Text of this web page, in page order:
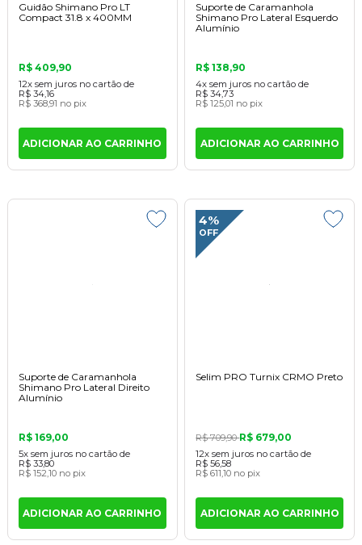
Guidão Shimano Pro LT
Compact 31.8 x 400MM
R$ 409,90
12x sem juros no cartãode
R$ 34,16
R$ 368,91 no pix
ADICIONAR AO CARRINHO
Suporte de Caramanhola
Shimano Pro Lateral Esquerdo
Alumínio
R$ 138,90
4x sem juros no cartão de
R$ 34,73
R$ 125,01 no pix
ADICIONAR AO CARRINHO
Suporte de Caramanhola
Shimano Pro Lateral Direito
Alumínio
R$ 169,00
5x sem juros no cartãode
R$ 33,80
R$ 152,10 no pix
ADICIONAR AO CARRINHO
4%
OFF
Selim PRO Turnix CRMO Preto
R$ 709,90R$ 679,00
12x sem juros no cartão de
R$ 56,58
R$ 611,10 no pix
ADICIONAR AO CARRINHO